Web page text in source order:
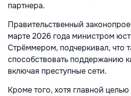
партнера.
Правительственный
марте 2026 года министром
Стрёммером, подчеркивал, что
способствовать поддержанию
включая преступные сети.
Кроме того, хотя главной